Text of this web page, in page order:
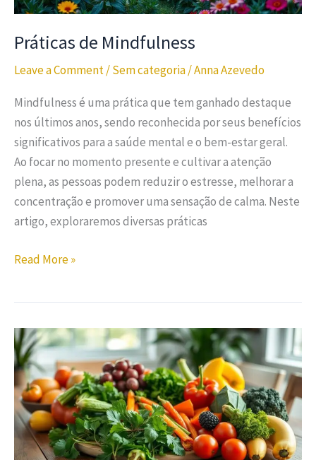
Práticas de Mindfulness
Leave a Comment/Sem categoria/Anna Azevedo
Mindfulness é uma prática que tem ganhado destaque
nos últimos anos, sendo reconhecida por seus benefícios
significativos para a saúde mental e o bem-estar geral.
Ao focar no momento presente e cultivar a atenção
plena, as pessoas podem reduzir o estresse, melhorar a
concentração e promover uma sensação de calma. Neste
artigo, exploraremos diversas práticas
Read More »